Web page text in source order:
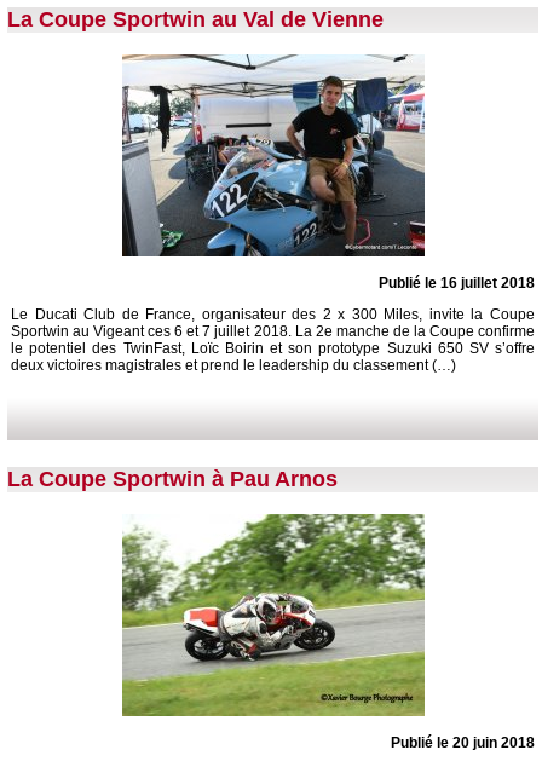
La Coupe Sportwin au Val de Vienne
Publié le 16 juillet 2018
Le Ducati Club de France, organisateur des 2 x 300 Miles, invite la Coupe
Sportwin au Vigeant ces 6 et 7 juillet 2018. La 2e manche de la Coupe confirme
le potentiel des TwinFast, Loïc Boirin et son prototype Suzuki 650 SV s’offre
deux victoires magistrales et prend le leadership du classement (…)
La Coupe Sportwin à Pau Arnos
Publié le 20 juin 2018